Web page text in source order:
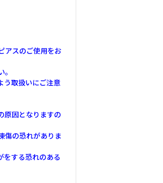
アスのご使用をお
う取扱いにご注意
原因となりますの
傷の恐れがありま
をする恐れのある